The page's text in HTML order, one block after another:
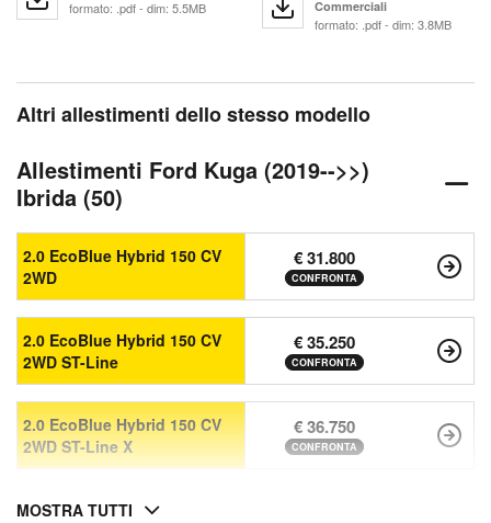
formato: .pdf - dim: 5.5MB
Commerciali
formato: .pdf - dim: 3.8MB
Altri allestimenti dello stesso modello
Allestimenti Ford Kuga (2019-->>)
Ibrida (50)
2.0 EcoBlue Hybrid 150 CV
2WD
€ 31.800
CONFRONTA
2.0 EcoBlue Hybrid 150 CV
2WD ST-Line
€ 35.250
CONFRONTA
2.0 EcoBlue Hybrid 150 CV
2WD ST-Line X
€ 36.750
CONFRONTA
MOSTRA TUTTI